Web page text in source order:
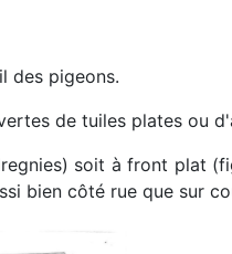
des pigeons.
de tuiles plates ou
soit à front plat
bien côté rue que sur